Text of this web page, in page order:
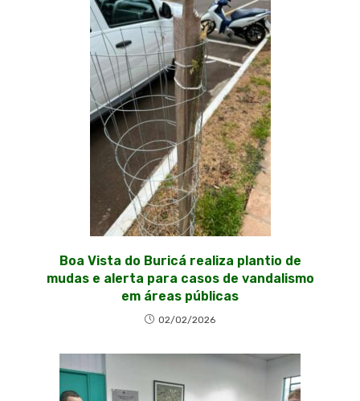
Boa Vista do Buricá realiza plantio de
mudas e alerta para casos de vandalismo
em áreas públicas
02/02/2026